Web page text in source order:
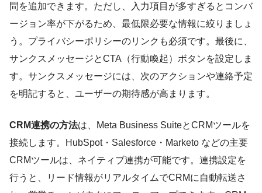
問を追加できます。ただし、入力項目が多すぎるとコンバ
ージョン率が下がるため、最低限必要な情報に絞りましょ
う。プライバシーポリシーのリンクも必須です。最後に、
サンクスメッセージとCTA（行動喚起）ボタンを設定しま
す。サンクスメッセージには、次のアクションや連絡予定
を明記すると、ユーザーの期待感が高まります。
CRM連携の方法は、Meta Business SuiteとCRMツールを
接続します。HubSpot・Salesforce・Marketo などの主要
CRMツールは、ネイティブ連携が可能です。連携設定を
行うと、リード情報がリアルタイムでCRMに自動転送さ